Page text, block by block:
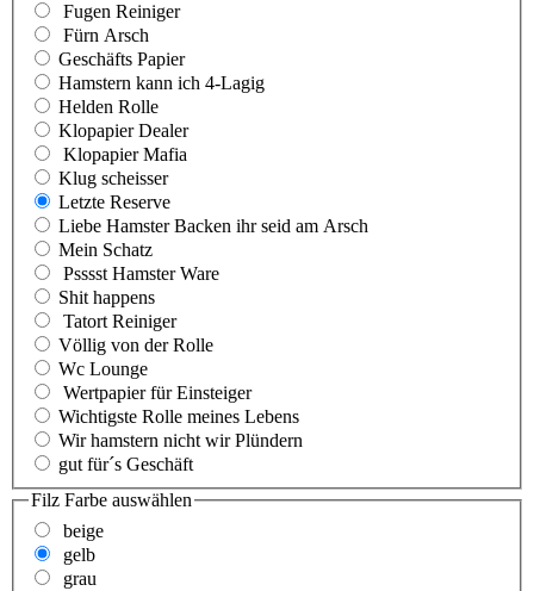
Fugen Reiniger
Fürn Arsch
Geschäfts Papier
Hamstern kann ich 4-Lagig
Helden Rolle
Klopapier Dealer
Klopapier Mafia
Klug scheisser
Letzte Reserve
Liebe Hamster Backen ihr seid am Arsch
Mein Schatz
Psssst Hamster Ware
Shit happens
Tatort Reiniger
Völlig von der Rolle
Wc Lounge
Wertpapier für Einsteiger
Wichtigste Rolle meines Lebens
Wir hamstern nicht wir Plündern
gut für´s Geschäft
Filz Farbe auswählen
beige
gelb
grau